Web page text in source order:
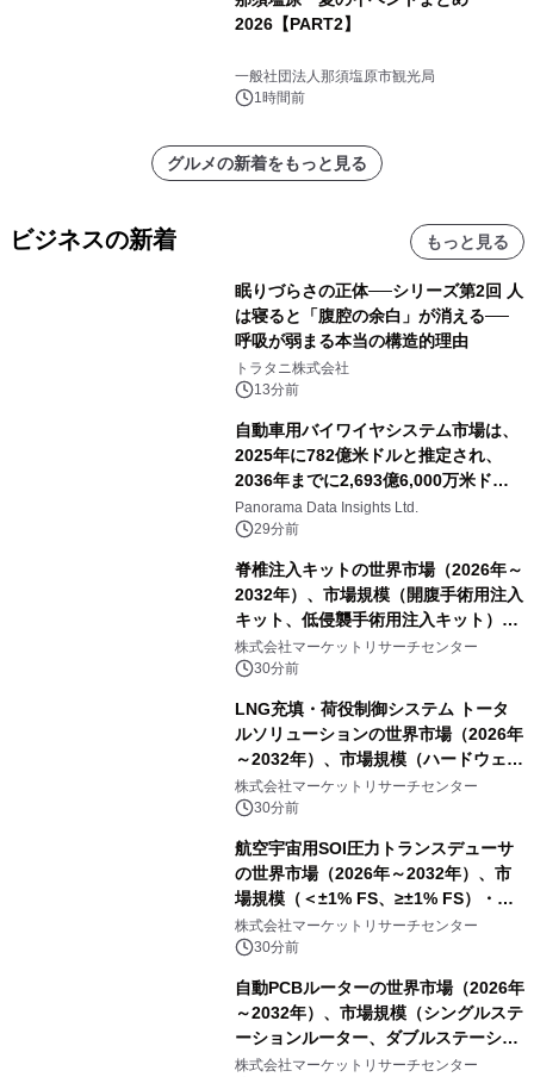
2026【PART2】
一般社団法人那須塩原市観光局
1時間前
グルメの新着をもっと見る
ビジネスの新着 もっと見る
眠りづらさの正体──シリーズ第2回 人
は寝ると「腹腔の余白」が消える──
呼吸が弱まる本当の構造的理由
トラタニ株式会社
13分前
自動車用バイワイヤシステム市場は、
2025年に782億米ドルと推定され、
2036年までに2,693億6,000万米ドル
に達すると予測されており、予測期間
（2026年～2036年）
Panorama Data Insights Ltd.
29分前
脊椎注入キットの世界市場（2026年～
2032年）、市場規模（開腹手術用注入
キット、低侵襲手術用注入キット）・
分析レポートを発表
株式会社マーケットリサーチセンター
30分前
LNG充填・荷役制御システム トータ
ルソリューションの世界市場（2026年
～2032年）、市場規模（ハードウェ
ア、ソフトウェア、サービス）・分析
レポートを発表
株式会社マーケットリサーチセンター
30分前
航空宇宙用SOI圧力トランスデューサ
の世界市場（2026年～2032年）、市
場規模（＜±1% FS、≥±1% FS）・分
析レポートを発表
株式会社マーケットリサーチセンター
30分前
自動PCBルーターの世界市場（2026年
～2032年）、市場規模（シングルステ
ーションルーター、ダブルステーショ
ンルーター）・分析レポートを発表
株式会社マーケットリサーチセンター